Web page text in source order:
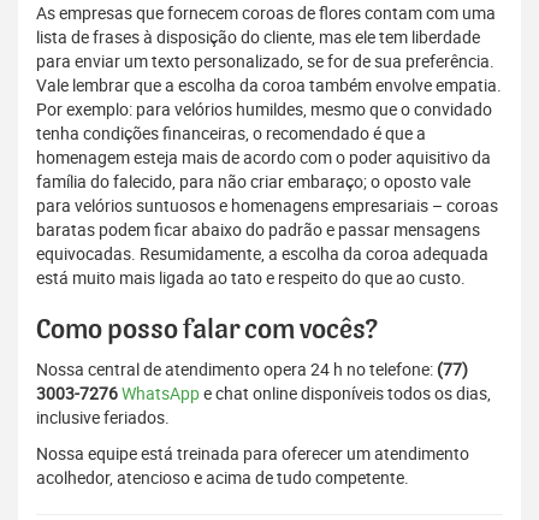
As empresas que fornecem coroas de flores contam com uma
lista de frases à disposição do cliente, mas ele tem liberdade
para enviar um texto personalizado, se for de sua preferência.
Vale lembrar que a escolha da coroa também envolve empatia.
Por exemplo: para velórios humildes, mesmo que o convidado
tenha condições financeiras, o recomendado é que a
homenagem esteja mais de acordo com o poder aquisitivo da
família do falecido, para não criar embaraço; o oposto vale
para velórios suntuosos e homenagens empresariais – coroas
baratas podem ficar abaixo do padrão e passar mensagens
equivocadas. Resumidamente, a escolha da coroa adequada
está muito mais ligada ao tato e respeito do que ao custo.
Como posso falar com vocês?
Nossa central de atendimento opera 24 h no telefone: (77)
3003-7276WhatsAppe chat online disponíveis todos os dias,
inclusive feriados.
Nossa equipe está treinada para oferecer um atendimento
acolhedor, atencioso e acima de tudo competente.